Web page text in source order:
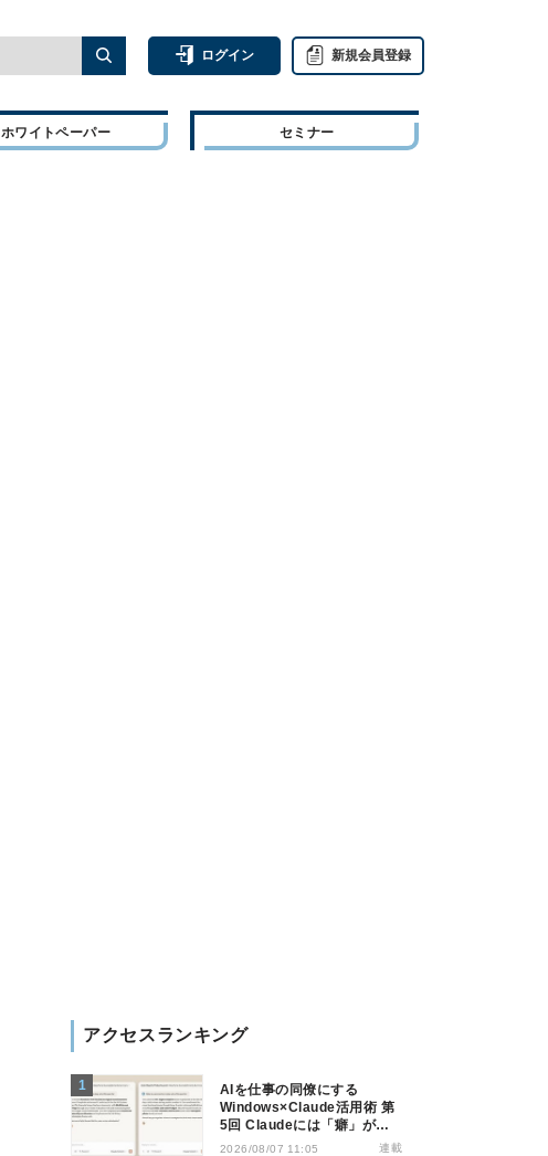
ログイン 新規会員登録
ホワイトペーパー セミナー
アクセスランキング
AIを仕事の同僚にする
Windows×Claude活用術 第
5回 Claudeには「癖」があ
る――戸惑いやすい7つの仕
2026/08/07 11:05 連載